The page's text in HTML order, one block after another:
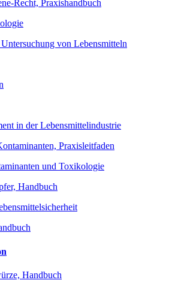
Recht, Praxishandbuch
von Lebensmitteln
in der Lebensmittelindustrie
Praxisleitfaden
und Toxikologie
Handbuch
Handbuch